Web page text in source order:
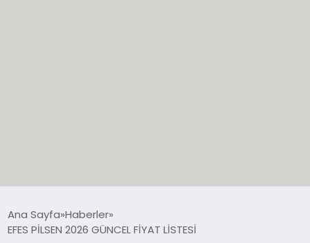
Ana Sayfa Haberler
EFES PİLSEN 2026 GÜNCEL FİYAT LİSTESİ